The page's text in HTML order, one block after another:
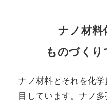
ナノ材料
ものづくり
ナノ材料とそれを化
目しています。ナノ